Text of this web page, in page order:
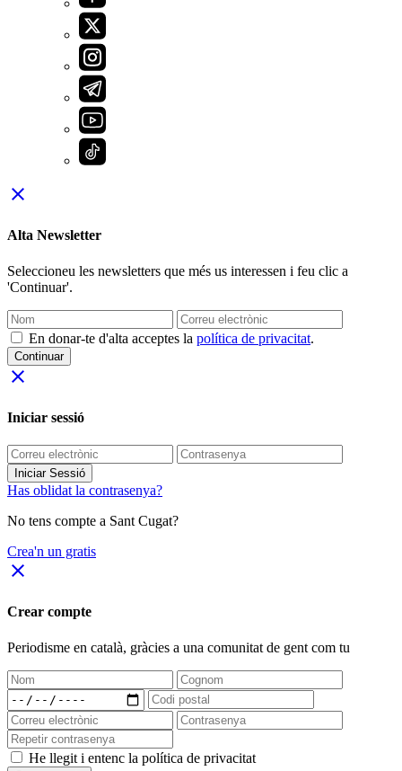
close
Alta Newsletter
Seleccioneu les newsletters que més us interessen i feu clic a
'Continuar'.
En donar-te d'alta acceptes la política de privacitat.
Continuar
close
Iniciar sessió
Iniciar Sessió
Has oblidat la contrasenya?
No tens compte a Sant Cugat?
Crea'n un gratis
close
Crear compte
Periodisme en català, gràcies a una comunitat de gent com tu
He llegit i entenc la política de privacitat